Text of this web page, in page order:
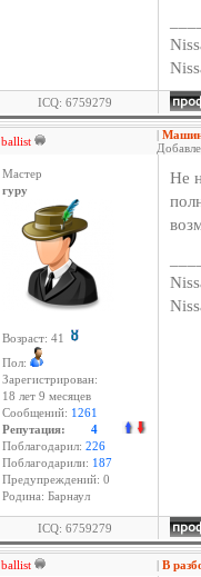
ICQ: 6759279
ballist |
Мастер
гуру
Возраст: 41
Пол:
Зарегистрирован:
18 лет 9 месяцев
Сообщений: 1261
Репутация: 4
Поблагодарил: 226
Поблагодарили: 187
Предупреждений: 0
Родина: Барнаул
Не
ICQ: 6759279
ballist | В